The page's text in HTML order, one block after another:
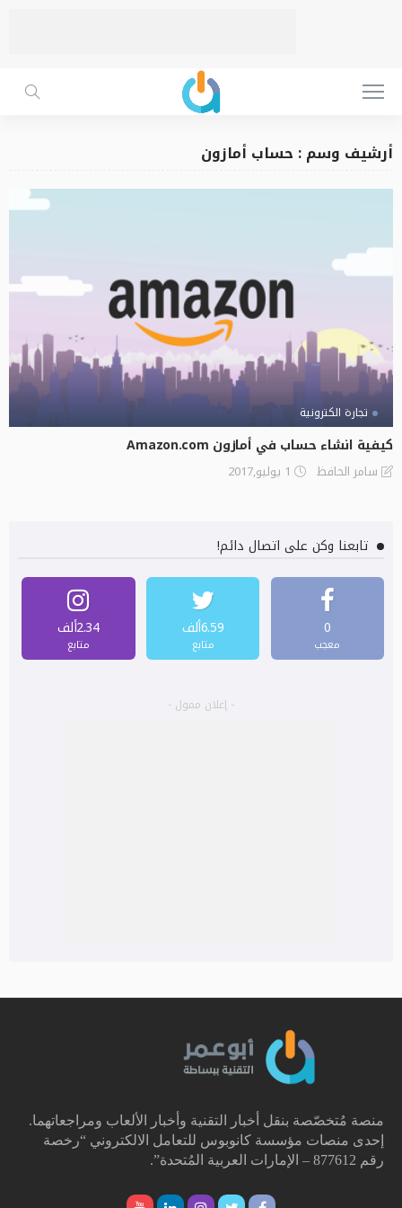
أرشيف وسم : حساب أمازون
تجارة الكترونية
كيفية انشاء حساب في أمازون Amazon.com
سامر الحافظ 1 يوليو,2017
تابعنا وكن على اتصال دائم!
0
معجب
6.59ألف
متابع
2.34ألف
متابع
- إعلان ممول -
منصة مُتخصّصة بنقل أخبار التقنية وأخبار الألعاب ومراجعاتهما.
إحدى منصات مؤسسة كانوبوس للتعامل الالكتروني “رخصة
رقم 877612 – الإمارات العربية المُتحدة”.